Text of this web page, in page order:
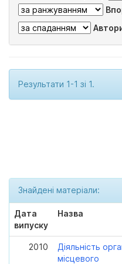
Результати 1-1 зі 1.
Знайдені матеріали:
Дата
випуску
Назва
2010
Діяльність
місцевого